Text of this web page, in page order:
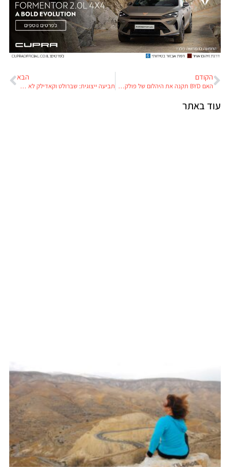
הקודם
האם BYD תקנה את היהלום של פולקסווגן וג'ילי תעשה סאבלט במפעל של פורד?
הבא
תביעה ייצוגית: שברולט וקאדילק לא מתקנות בישראל תקלה סדרתית שהן מתקנות באמצעות ריקול בחו"ל
עוד באתר